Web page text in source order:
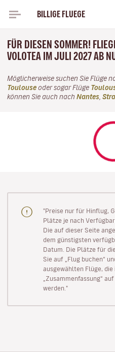
BILLIGE FLUEGE
FÜR DIESEN SOMMER!
VOLOTEA IM JULI 2027 AB
Möglicherweise suchen Sie Flüge
Toulouse oder sogar Flüge
können Sie auch nach Nantes
"Preise nur für Hinflug,
Plätze je nach
Die auf dieser Seite
dem günstigsten
Datum. Die Plätze für
Sie auf „Flug buchen“
ausgewählten Flüge,
„Zusammenfassung“
werden."